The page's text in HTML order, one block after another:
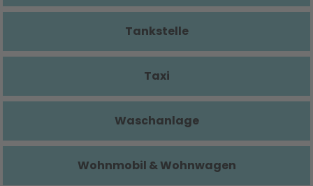
Tankstelle
Taxi
Waschanlage
Wohnmobil & Wohnwagen